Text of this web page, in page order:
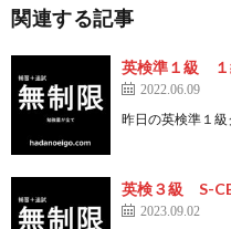
関連する記事
英検準１級
2022.06.09
昨日の英検準１
英検３級 S-
2023.09.02